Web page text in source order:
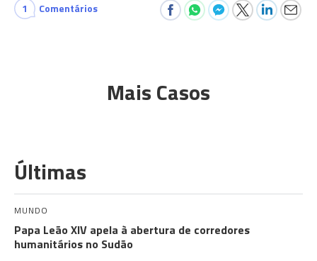
1 Comentários
Mais Casos
Últimas
MUNDO
Papa Leão XIV apela à abertura de corredores
humanitários no Sudão